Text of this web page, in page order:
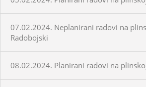
07.02.2024. Neplanirani radovi na
Radobojski
08.02.2024. Planirani radovi na